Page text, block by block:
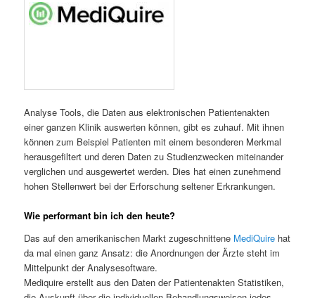
Analyse Tools, die Daten aus elektronischen Patientenakten
einer ganzen Klinik auswerten können, gibt es zuhauf. Mit ihnen
können zum Beispiel Patienten mit einem besonderen Merkmal
herausgefiltert und deren Daten zu Studienzwecken miteinander
verglichen und ausgewertet werden. Dies hat einen zunehmend
hohen Stellenwert bei der Erforschung seltener Erkrankungen.
Wie performant bin ich den heute?
Das auf den amerikanischen Markt zugeschnittene MediQuire hat
da mal einen ganz Ansatz: die Anordnungen der Ärzte steht im
Mittelpunkt der Analysesoftware.
Mediquire erstellt aus den Daten der Patientenakten Statistiken,